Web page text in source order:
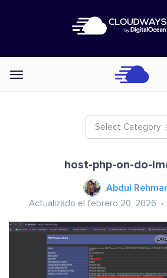
Categories
Select Category
host-php-on-do-
Abdul
Actualizado el febrero 20, 2026